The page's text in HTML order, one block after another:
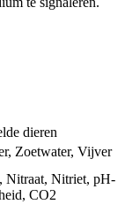
dieren
Zoetwater, Vijver
Nitraat, Nitriet, pH-
CO2